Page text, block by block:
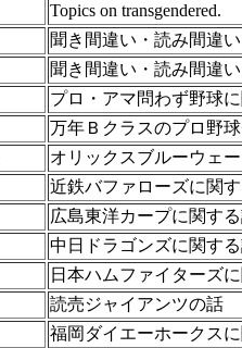
Topics on transgendered.
聞き間違い・読み間違
聞き間違い・読み間違
プロ・アマ問わず野球
万年Ｂクラスのプロ野
オリックスブルーウェ
近鉄バファローズに関
広島東洋カープに関す
中日ドラゴンズに関す
日本ハムファイターズ
読売ジャイアンツの話
福岡ダイエーホークス